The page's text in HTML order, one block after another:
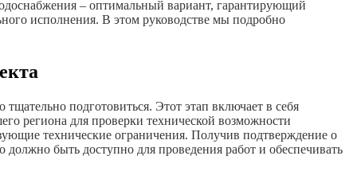
– оптимальный вариант, гарантирующий
исполнения. В этом руководстве мы подробно
подготовиться. Этот этап включает в себя
региона для проверки технической возможности
технические ограничения. Получив подтверждение о
быть доступно для проведения работ и обеспечивать